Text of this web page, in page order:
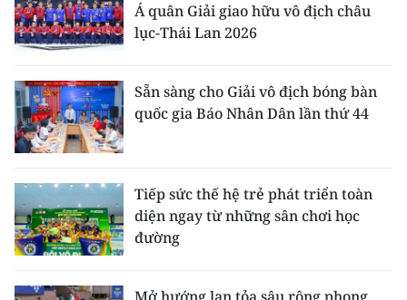
Á quân Giải giao hữu vô địch châu
lục-Thái Lan 2026
Sẵn sàng cho Giải vô địch bóng bàn
quốc gia Báo Nhân Dân lần thứ 44
Tiếp sức thế hệ trẻ phát triển toàn
diện ngay từ những sân chơi học
đường